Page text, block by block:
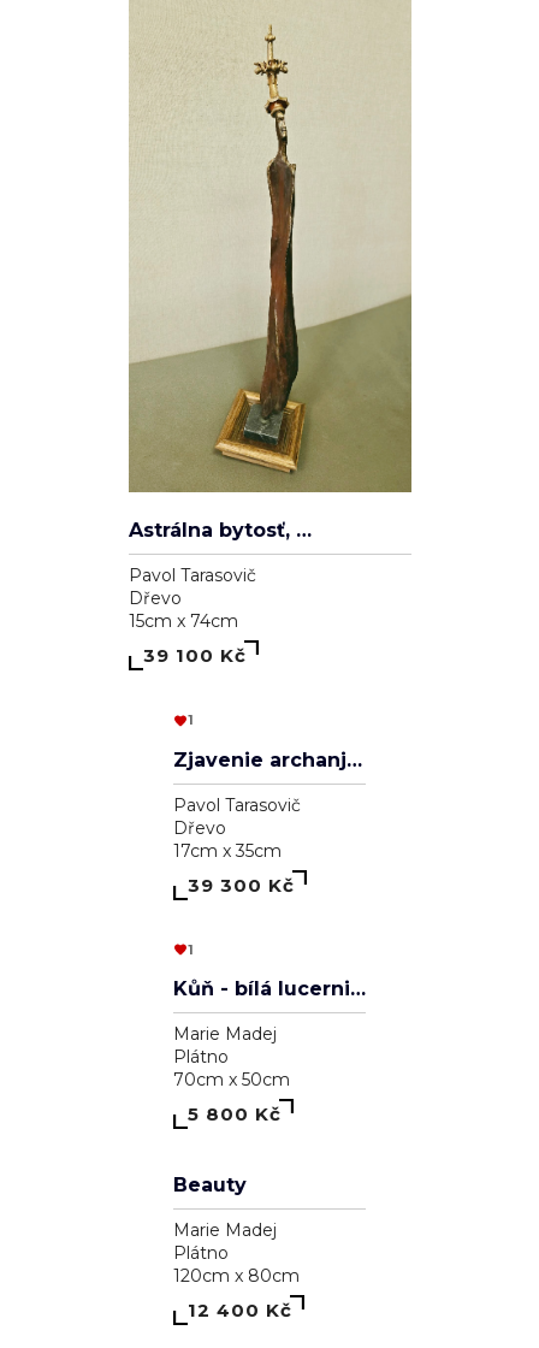
100cm x 80cm
22 000 Kč
Aleksander Veľký
Pavol Tarasovič
Dřevo